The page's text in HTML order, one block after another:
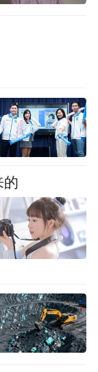
客户端、中
等省级媒体
篇。同时，
去旅行青岛
行重点报道
万，充分展
的